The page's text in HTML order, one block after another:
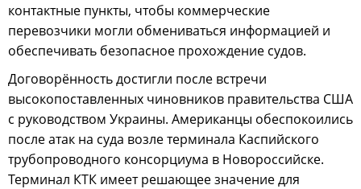
контактные пункты, чтобы коммерческие
перевозчики могли обмениваться информацией и
обеспечивать безопасное прохождение судов.
Договорённость достигли после встречи
высокопоставленных чиновников правительства США
с руководством Украины. Американцы обеспокоились
после атак на суда возле терминала Каспийского
трубопроводного консорциума в Новороссийске.
Терминал КТК имеет решающее значение для